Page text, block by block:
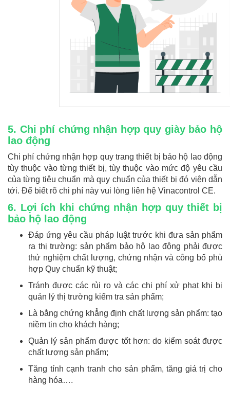
5. Chi phí chứng nhận hợp quy giày bảo hộ
lao động
Chi phí chứng nhận hợp quy trang thiết bị bảo hộ lao động
tùy thuộc vào từng thiết bị, tùy thuộc vào mức độ yêu cầu
của từng tiêu chuẩn mà quy chuẩn của thiết bị đó viện dẫn
tới. Để biết rõ chi phí này vui lòng liên hệ Vinacontrol CE.
6. Lợi ích khi chứng nhận hợp quy thiết bị
bảo hộ lao động
Đáp ứng yêu cầu pháp luật trước khi đưa sản phẩm
ra thị trường: sản phẩm bảo hộ lao động phải được
thử nghiệm chất lượng, chứng nhận và công bố phù
hợp Quy chuẩn kỹ thuật;
Tránh được các rủi ro và các chi phí xử phạt khi bị
quản lý thị trường kiểm tra sản phẩm;
Là bằng chứng khẳng định chất lượng sản phẩm: tạo
niềm tin cho khách hàng;
Quản lý sản phẩm được tốt hơn: do kiểm soát được
chất lượng sản phẩm;
Tăng tính cạnh tranh cho sản phẩm, tăng giá trị cho
hàng hóa….